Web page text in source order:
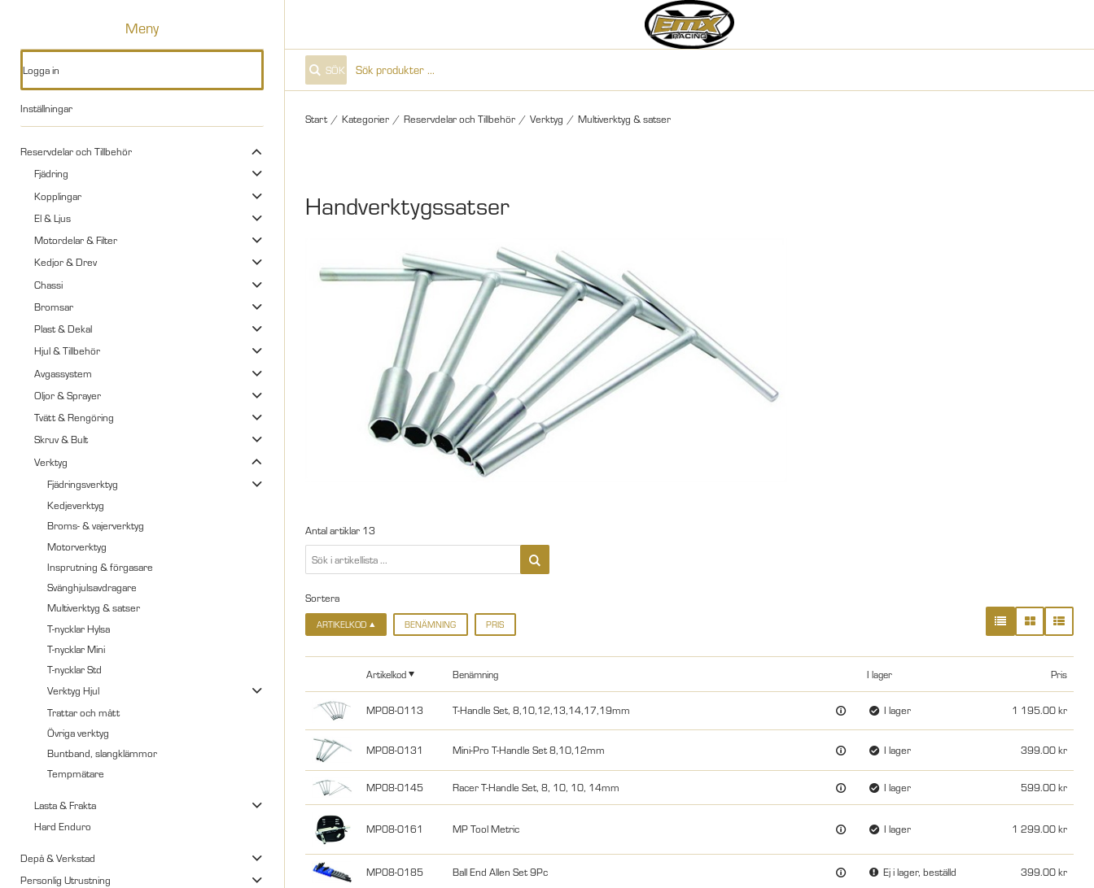
Meny
Logga in
Inställningar
Reservdelar och Tillbehör
Fjädring
Kopplingar
El & Ljus
Motordelar & Filter
Kedjor & Drev
Chassi
Bromsar
Plast & Dekal
Hjul & Tillbehör
Avgassystem
Oljor & Sprayer
Tvätt & Rengöring
Skruv & Bult
Verktyg
Fjädringsverktyg
Kedjeverktyg
Broms- & vajerverktyg
Motorverktyg
Insprutning & förgasare
Svänghjulsavdragare
Multiverktyg & satser
T-nycklar Hylsa
T-nycklar Mini
T-nycklar Std
Verktyg Hjul
Trattar och mått
Övriga verktyg
Buntband, slangklämmor
Tempmätare
Lasta & Frakta
Hard Enduro
Depå & Verkstad
Personlig Utrustning
SÖK
Start / Kategorier / Reservdelar och Tillbehör / Verktyg / Multiverktyg & satser
Handverktygssatser
Antal artiklar 13
Sortera
ARTIKELKOD BENÄMNING PRIS
Artikelkod Benämning I lager Pris
MP08-0113 T-Handle Set, 8,10,12,13,14,17,19mm I lager 1 195.00
MP08-0131 Mini-Pro T-Handle Set 8,10,12mm I lager 399.00
MP08-0145 Racer T-Handle Set, 8, 10, 10, 14mm I lager 599.00
MP08-0161 MP Tool Metric I lager 1 299.00
MP08-0185 Ball End Allen Set 9Pc Ej i lager, beställd 399.00